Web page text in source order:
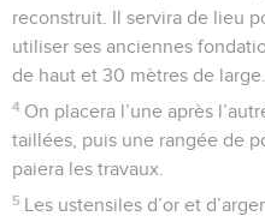
reconstruit. Il servira de lieu
utiliser ses anciennes
de haut et 30 mètres de large.
4 On placera l’une après
taillées, puis une rangée de
paiera les travaux.
5 Les ustensiles d’or et